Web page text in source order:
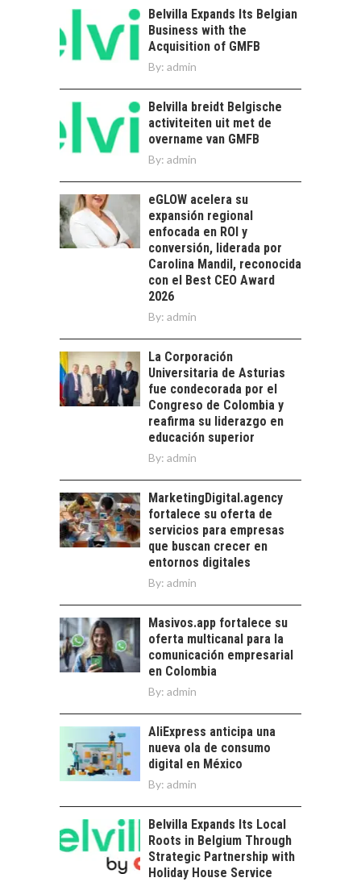
PARA STARTUPS Y
NUEVOS NEGOCIOS
Capital de riesgo en
innovación para
startups…
LA
TRANSFORMACIÓN
DE LOS RECURSOS
HUMANOS EN LAS
EMPRESAS
CHILENAS
La transformación
estratégica de los
recursos humanos en
las empresas…
FINANCIAMIENTO
PARA PYMES EN
CHILE:
ALTERNATIVAS MÁS
ALLÁ DEL CRÉDITO
BANCARIO
pymes en Chile:
alternativas que
trascienden el
crédito…
EL CRECIMIENTO DE
LOS SERVICIOS
DIGITALES
EXPORTADOS DESDE
CHILE
El auge de las
exportaciones de
servicios digitales en
Chile:…
TURISMO EN EL
DESIERTO DE
ATACAMA:
OPORTUNIDADES
PARA EL
DESARROLLO LOCAL
Atacama: Motor
Estratégico para el
Desarrollo Turístico…
Belvilla Expands Its Belgian
Business with the
Acquisition of GMFB
By: admin
Belvilla breidt Belgische
activiteiten uit met de
overname van GMFB
By: admin
eGLOW acelera su
expansión regional
enfocada en ROI y
conversión, liderada por
Carolina Mandil, reconocida
con el Best CEO Award
2026
By: admin
La Corporación
Universitaria de Asturias
fue condecorada por el
Congreso de Colombia y
reafirma su liderazgo en
educación superior
By: admin
MarketingDigital.agency
fortalece su oferta de
servicios para empresas
que buscan crecer en
entornos digitales
By: admin
Masivos.app fortalece su
oferta multicanal para la
comunicación empresarial
en Colombia
By: admin
AliExpress anticipa una
nueva ola de consumo
digital en México
By: admin
Belvilla Expands Its Local
Roots in Belgium Through
Strategic Partnership with
Holiday House Service